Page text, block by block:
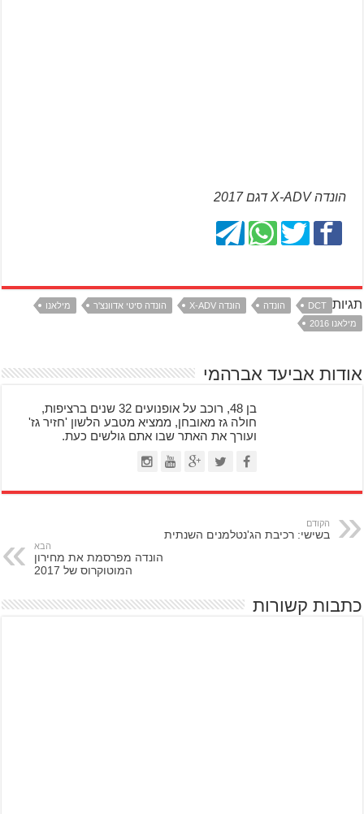
הונדה X-ADV דגם 2017
תגיות DCT הונדה הונדה X-ADV הונדה סיטי אדוונצ'ר
מילאנו
מילאנו 2016
אודות אביעד אברהמי
בן 48, רוכב על אופנועים 32 שנים ברציפות,
חולה גז מאובחן, ממציא מטבע הלשון 'חזיר גז'
ועורך את האתר שבו אתם גולשים כעת.
הקודם
בשישי: רכיבת הג'נטלמנים השנתית
הבא
הונדה מפרסמת את מחירון
המוטוקרוס של 2017
כתבות קשורות